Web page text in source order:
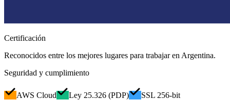
Certificación
Reconocidos entre los mejores lugares para trabajar en Argentina.
Seguridad y cumplimiento
AWS Cloud Ley 25.326 (PDP)
SSL 256-bit